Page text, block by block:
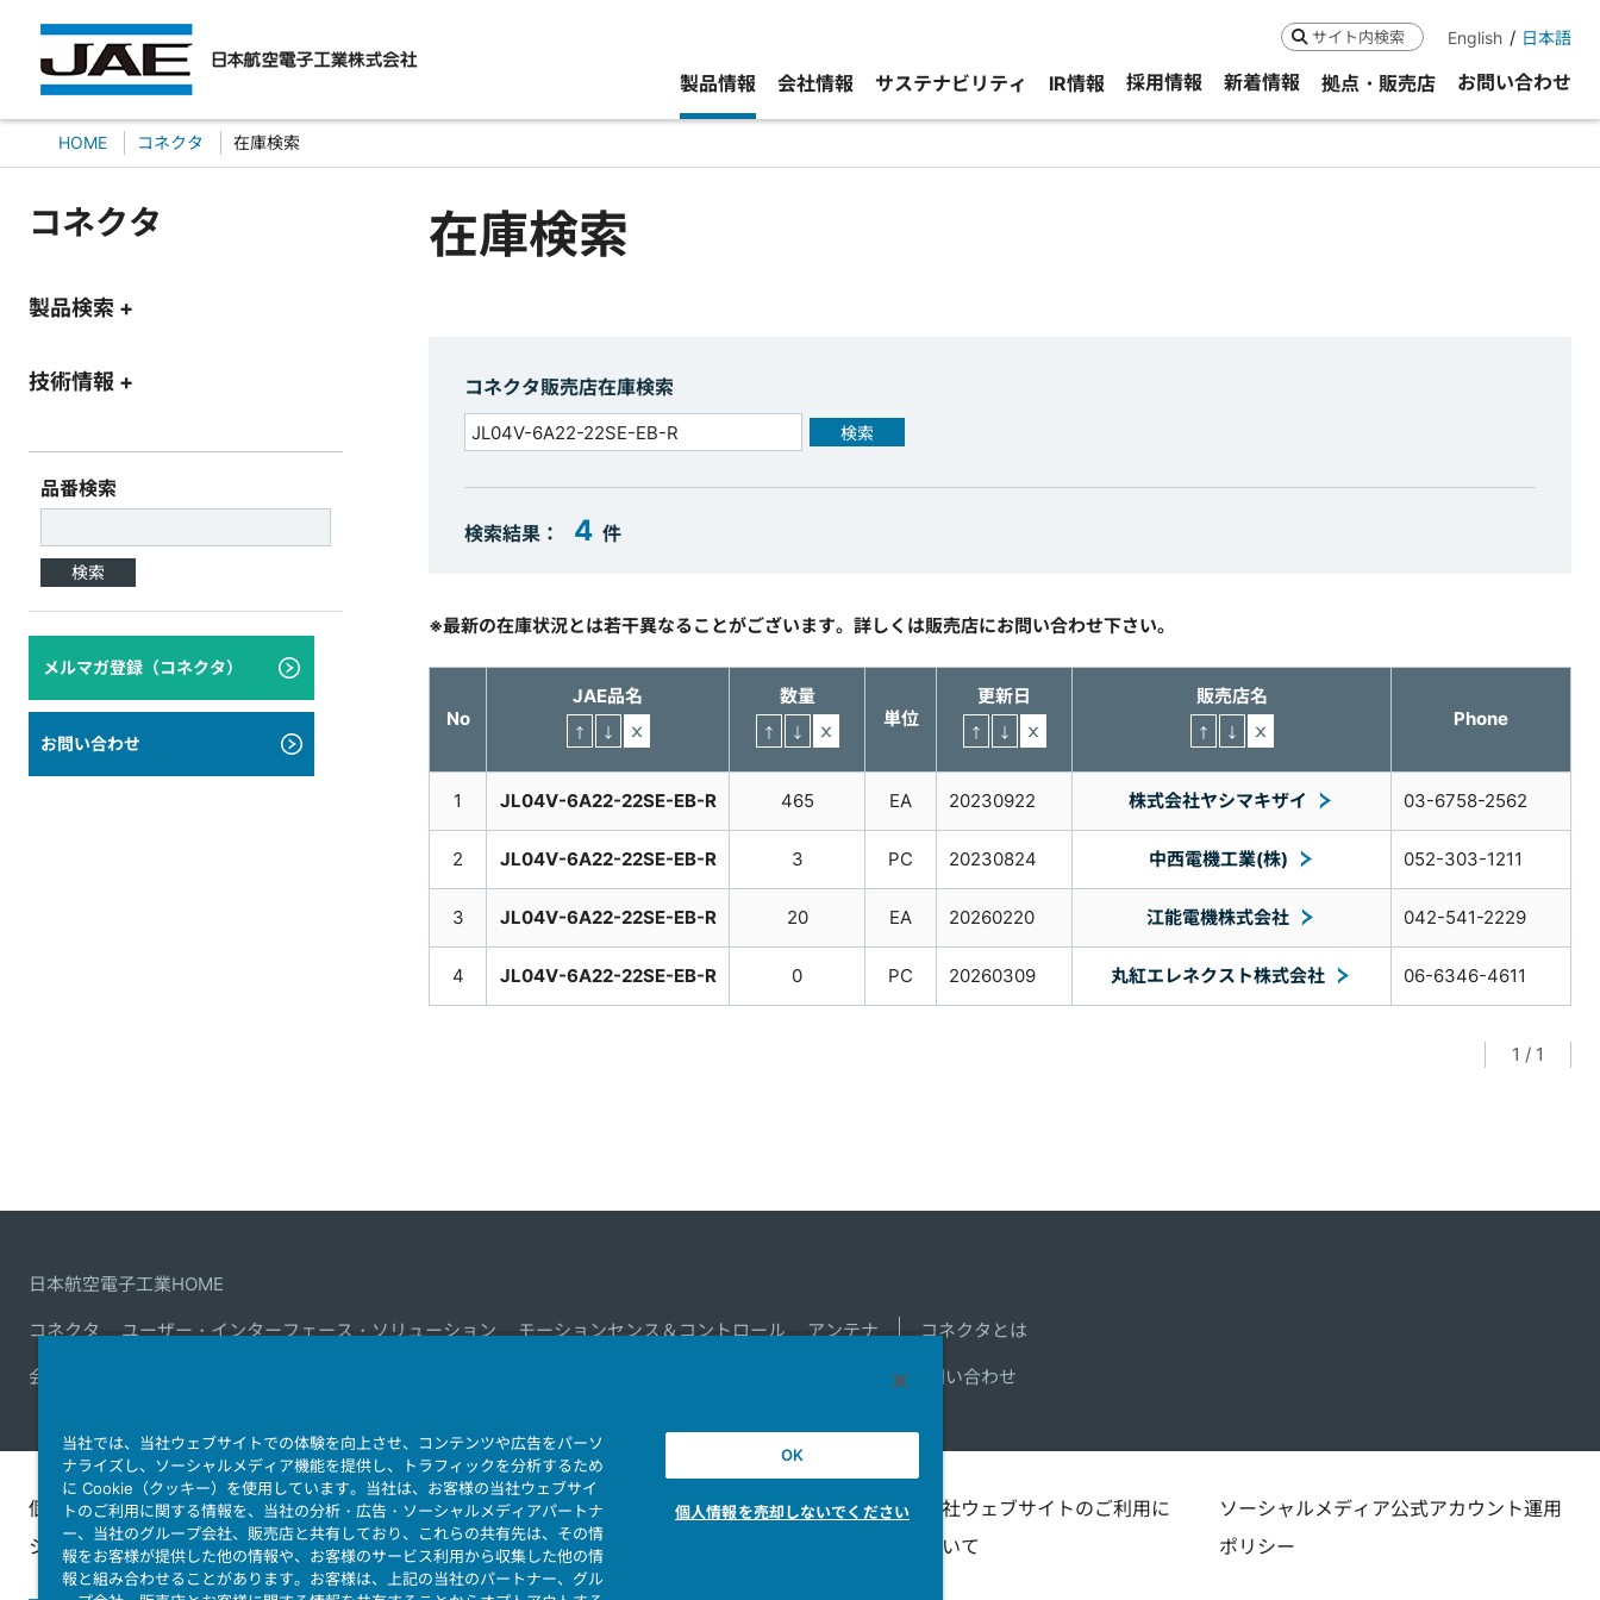
検索 English 日本語
製品情報 会社情報 サステナビリティ IR情報 採用情報 新着情報 拠点・販売店 お問い合わせ
HOME コネクタ 在庫検索
コネクタ
製品検索 +
技術情報 +
品番検索
検索
メルマガ登録（コネクタ）
お問い合わせ
在庫検索
コネクタ販売店在庫検索
検索
検索結果： 4 件
※最新の在庫状況とは若干異なることがございます。詳しくは販売店にお問い合わせ下さい。
No
JAE品名
数量
単位
更新日
販売店名
Phone
1 JL04V-6A22-22SE-EB-R 465 EA 20230922 株式会社ヤシマキザイ 03-6758-2562
2 JL04V-6A22-22SE-EB-R 3 PC 20230824 中西電機工業(株) 052-303-1211
3 JL04V-6A22-22SE-EB-R 20 EA 20260220 江能電機株式会社 042-541-2229
4 JL04V-6A22-22SE-EB-R 0 PC 20260309 丸紅エレネクスト株式会社 06-6346-4611
1 / 1
日本航空電子工業HOME
コネクタ ユーザー・インターフェース・ソリューション モーションセンス＆コントロール アンテナ コネクタとは
会社情報 お問い合わせ
個人情報保護ポリ
シー
JAE Cookie
Policy
ウェブアクセシビリテ
ィ方針
マイナンバー情報保護ポ
当社ウェブサイトのご利用に
ついて
ソーシャルメディア公式アカウント運用
ポリシー
当社では、当社ウェブサイトでの体験を向上させ、コンテンツや広告をパーソ
ナライズし、ソーシャルメディア機能を提供し、トラフィックを分析するため
に Cookie（クッキー）を使用しています。当社は、お客様の当社ウェブサイ
トのご利用に関する情報を、当社の分析・広告・ソーシャルメディアパートナ
ー、当社のグループ会社、販売店と共有しており、これらの共有先は、その情
報をお客様が提供した他の情報や、お客様のサービス利用から収集した他の情
報と組み合わせることがあります。お客様は、上記の当社のパートナー、グル
OK
個人情報を売却しないでください